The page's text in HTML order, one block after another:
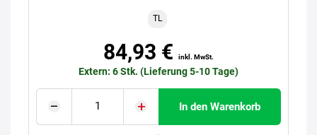
TL
84,93 € inkl. MwSt.
Extern: 6 Stk. (Lieferung 5-10 Tage)
In den Warenkorb